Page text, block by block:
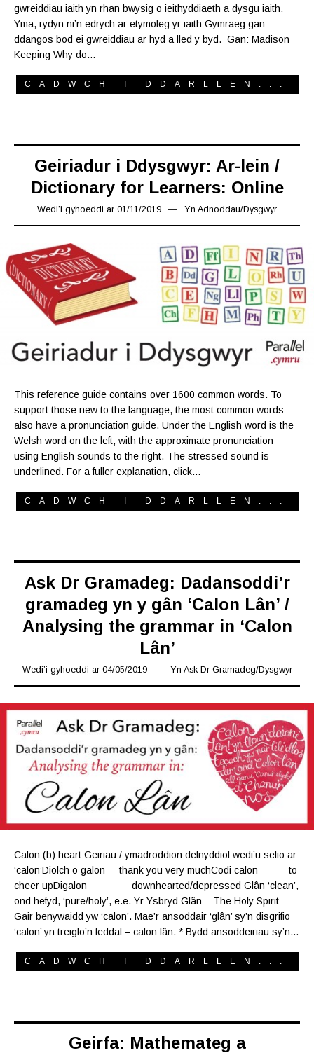
gwreiddiau iaith yn rhan bwysig o ieithyddiaeth a dysgu iaith.
Yma, rydyn ni’n edrych ar etymoleg yr iaith Gymraeg gan
ddangos bod ei gwreiddiau ar hyd a lled y byd. Gan: Madison
Keeping Why do…
CADWCH I DDARLLEN...
Geiriadur i Ddysgwyr: Ar-lein /
Dictionary for Learners: Online
Wedi’i gyhoeddi ar 01/11/2019 08/11/2019
Yn Adnoddau/Dysgwyr
This reference guide contains over 1600 common words. To
support those new to the language, the most common words
also have a pronunciation guide. Under the English word is the
Welsh word on the left, with the approximate pronunciation
using English sounds to the right. The stressed sound is
underlined. For a fuller explanation, click…
CADWCH I DDARLLEN...
Ask Dr Gramadeg: Dadansoddi’r
gramadeg yn y gân ‘Calon Lân’ /
Analysing the grammar in ‘Calon
Lân’
Wedi’i gyhoeddi ar 04/05/201910/05/2019
Yn Ask Dr Gramadeg/Dysgwyr
Calon (b) heart Geiriau / ymadroddion defnyddiol wedi’u selio ar
‘calon’Diolch o galon thank you very muchCodi calon to
cheer upDigalon downhearted/depressed Glân ‘clean’,
ond hefyd, ‘pure/holy’, e.e. Yr Ysbryd Glân – The Holy Spirit
Gair benywaidd yw ‘calon’. Mae’r ansoddair ‘glân’ sy’n disgrifio
‘calon’ yn treiglo’n feddal – calon lân. * Bydd ansoddeiriau sy’n…
CADWCH I DDARLLEN...
Geirfa: Mathemateg a